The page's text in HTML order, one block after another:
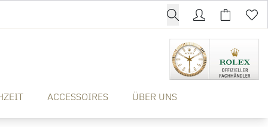
ACCESSOIRES ÜBER UNS